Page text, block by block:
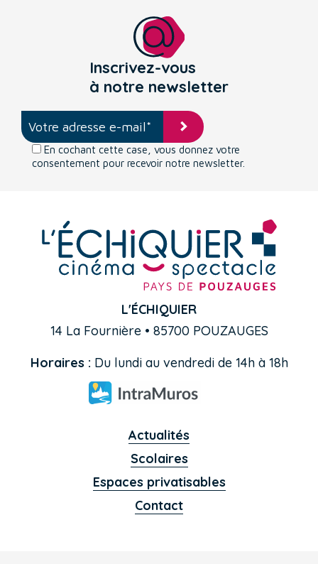
Inscrivez-vous
à notre newsletter
En cochant cette case, vous donnez votre
consentement pour recevoir notre newsletter.
L'ÉCHIQUIER
14 La Fournière • 85700 POUZAUGES
Horaires : Du lundi au vendredi de 14h à 18h
Actualités
Scolaires
Espaces privatisables
Contact